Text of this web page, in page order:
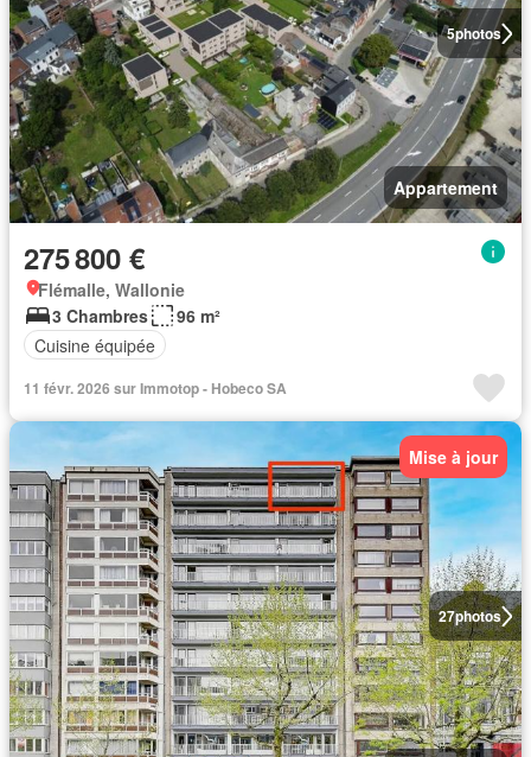
5photos
Appartement
275 800 €
Flémalle, Wallonie
3 Chambres
96 m²
Cuisine équipée
11 févr. 2026 sur Immotop - Hobeco SA
27photos
Mise à jour